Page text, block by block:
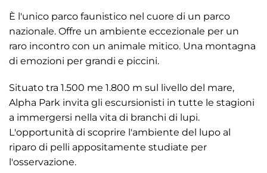
È l'unico parco faunistico nel cuore di un parco
nazionale. Offre un ambiente eccezionale per un
raro incontro con un animale mitico. Una montagna
di emozioni per grandi e piccini.
Situato tra 1.500 me 1.800 m sul livello del mare,
Alpha Park invita gli escursionisti in tutte le stagioni
a immergersi nella vita di branchi di lupi.
L'opportunità di scoprire l'ambiente del lupo al
riparo di pelli appositamente studiate per
l'osservazione.